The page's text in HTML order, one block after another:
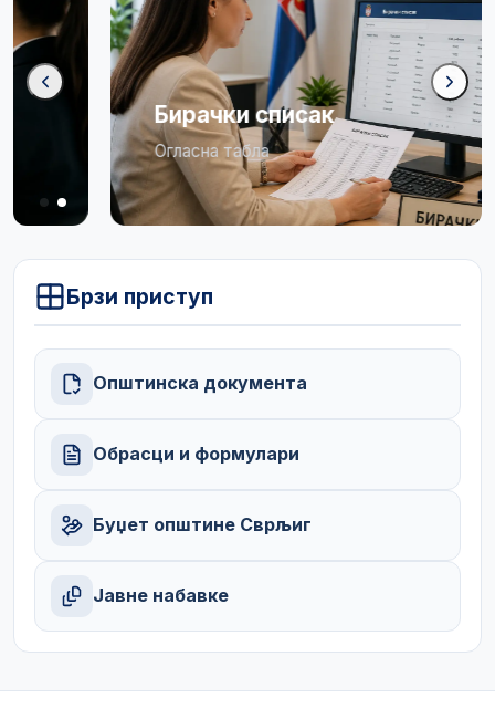
Бирачки списак
Огласна табла
Брзи приступ
Општинска документа
Обрасци и формулари
Буџет општине Сврљиг
Јавне набавке